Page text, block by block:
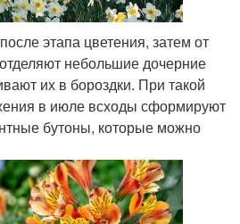
этапа цветения, затем от
небольшие дочерние
их в бороздки. При такой
в июле всходы сформируют
бутоны, которые можно